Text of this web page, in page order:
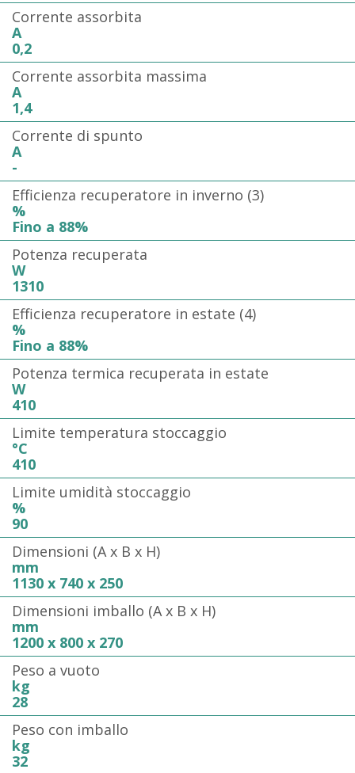
Corrente assorbita
A
0,2
Corrente assorbita massima
A
1,4
Corrente di spunto
A
-
Efficienza recuperatore in inverno (3)
%
Fino a 88%
Potenza recuperata
W
1310
Efficienza recuperatore in estate (4)
%
Fino a 88%
Potenza termica recuperata in estate
W
410
Limite temperatura stoccaggio
°C
410
Limite umidità stoccaggio
%
90
Dimensioni (A x B x H)
mm
1130 x 740 x 250
Dimensioni imballo (A x B x H)
mm
1200 x 800 x 270
Peso a vuoto
kg
28
Peso con imballo
kg
32